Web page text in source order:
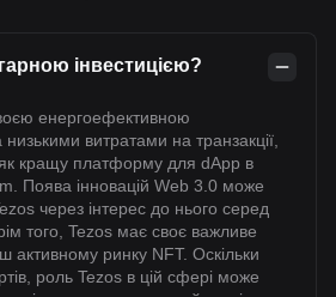
інвестицією?
енергоефективною
витратами на транзакції,
кращу платформу для dApp в
Поява інновацій Web 3.0 може
через інтерес до нього серед
того, Tezos має своє важливе
активному ринку NFT. Оскільки
роль Tezos в цій сфері може